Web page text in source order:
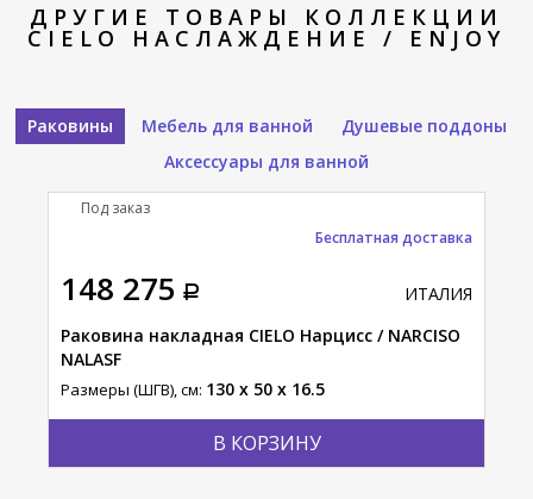
ДРУГИЕ ТОВАРЫ КОЛЛЕКЦИИ
CIELO НАСЛАЖДЕНИЕ / ENJOY
Раковины Мебель для ванной
Душевые поддоны
Аксессуары для ванной
148 275
В КОРЗИНУ
ИТАЛИЯ
Раковина накладная CIELO Нарцисс / NARCISO
NALASF
Размеры (ШГВ), см: 130 x 50 x 16.5
Под заказ
Бесплатная доставка